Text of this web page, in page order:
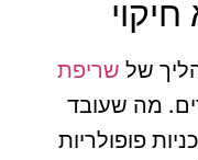
של שריפת
מה שעובד
פופולריות